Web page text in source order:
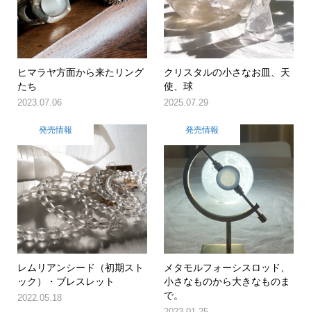
ヒマラヤ方面から来たリング
たち
2023.07.06
クリスタルの小さなお皿、天
使、球
2025.07.29
発売情報
レムリアンシード（初期スト
ック）・ブレスレット
2022.05.18
発売情報
メタモルフォーシスロッド、
小さなものから大きなものま
で。